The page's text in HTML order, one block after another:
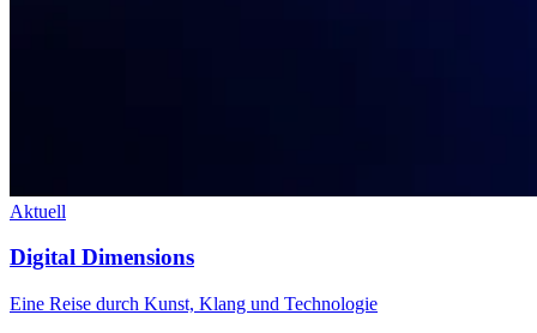
Aktuell
Digital Dimensions
Eine Reise durch Kunst, Klang und Technologie